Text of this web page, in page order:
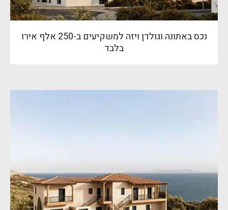
נכס באתונה וגולדן ויזה למשקיעים ב-250 אלף אירו
בלבד